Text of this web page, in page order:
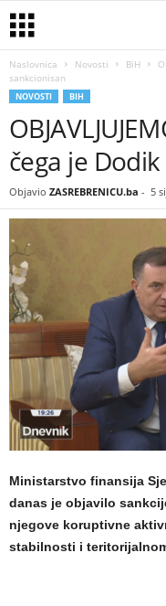
Naslovnica Novosti BiH
sankcionisan
NOVOSTI BIH
čega je
Objavio ZASREBRENICU.ba - 5
Ministarstvo finansija
danas je objavilo
njegove koruptivne
stabilnosti i